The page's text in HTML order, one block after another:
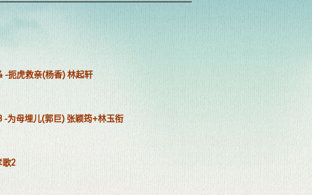
-扼虎救亲(杨香) 林起轩
-为母埋儿(郭巨) 张颖筠+林玉衔
歌2